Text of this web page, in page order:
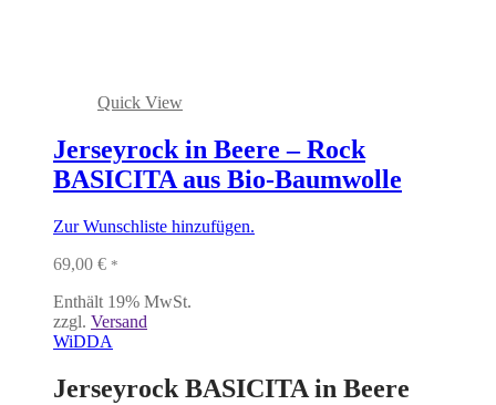
Quick View
Jerseyrock in Beere – Rock
BASICITA aus Bio-Baumwolle
Zur Wunschliste hinzufügen.
69,00 € *
Enthält 19% MwSt.
zzgl. Versand
WiDDA
Jerseyrock BASICITA in Beere